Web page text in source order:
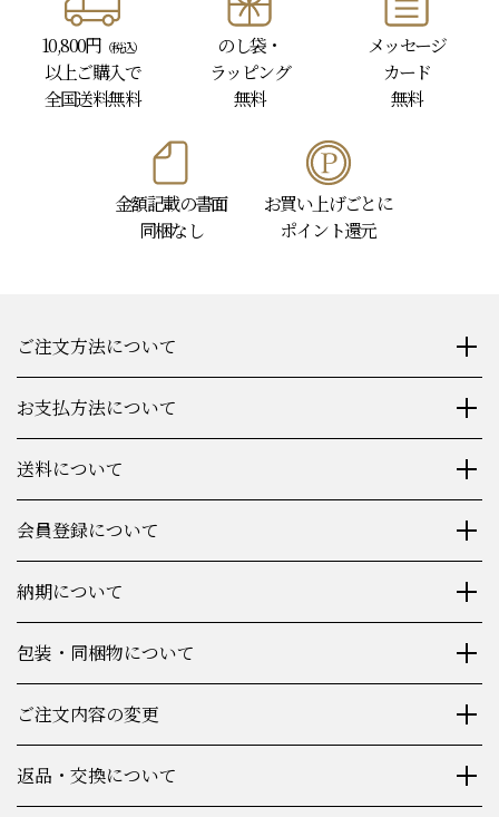
10,800円 （税込）
以上ご購入で
全国送料無料
のし袋・
ラッピング
無料
メッセージ
カード
無料
金額記載の書面
同梱なし
お買い上げごとに
ポイント還元
ご注文方法について
お支払方法について
送料について
会員登録について
納期について
包装・同梱物について
ご注文内容の変更
返品・交換について